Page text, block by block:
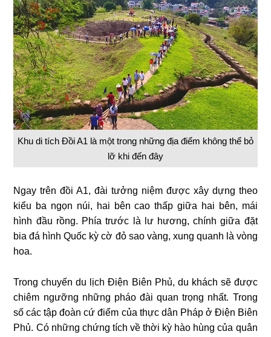
Khu di tích Đồi A1 là một trong những địa điểm không thể bỏ
lỡ khi đến đây
Ngay trên đồi A1, đài tưởng niệm được xây dựng theo
kiểu ba ngọn núi, hai bên cao thấp giữa hai bên, mái
hình đầu rồng. Phía trước là lư hương, chính giữa đặt
bia đá hình Quốc kỳ cờ đỏ sao vàng, xung quanh là vòng
hoa.
Trong chuyến du lịch Điện Biên Phủ, du khách sẽ được
chiêm ngưỡng những pháo đài quan trọng nhất. Trong
số các tập đoàn cứ điểm của thực dân Pháp ở Điện Biên
Phủ. Có những chứng tích về thời kỳ hào hùng của quân